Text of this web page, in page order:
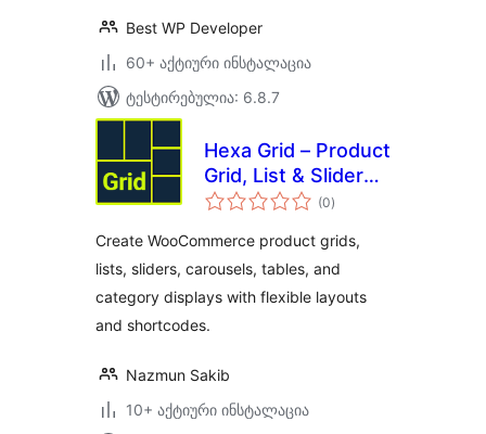
Best WP Developer
60+ აქტიური ინსტალაცია
ტესტირებულია: 6.8.7
Hexa Grid – Product
Grid, List & Slider
for WooCommerce
(0საერთო
რეიტინგი
)
Create WooCommerce product grids,
lists, sliders, carousels, tables, and
category displays with flexible layouts
and shortcodes.
Nazmun Sakib
10+ აქტიური ინსტალაცია